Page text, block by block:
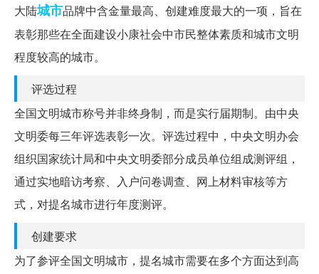
大陆城市品牌中含金量最高、创建难度最大的一项，旨在
表彰那些在全面建设小康社会中市民整体素质和城市文明
程度较高的城市。
评选过程
全国文明城市称号并非终身制，而是实行届期制。由中央
文明委每三年评选表彰一次。评选过程中，中央文明办会
组织国家统计局和中央文明委部分成员单位组成测评组，
通过实地暗访考察、入户问卷调查、网上材料审核等方
式，对提名城市进行年度测评。
创建要求
为了参评全国文明城市，提名城市需要在多个方面达到高